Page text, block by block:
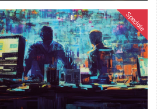
Speciale